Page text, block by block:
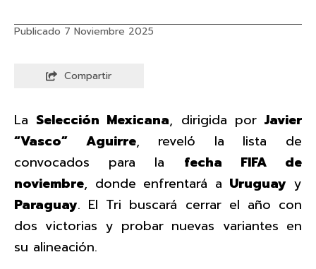
Publicado 7 Noviembre 2025
Compartir
La Selección Mexicana, dirigida porJavier
“Vasco” Aguirre, reveló la lista de
convocados para la fecha FIFA de
noviembre, donde enfrentará a Uruguay y
Paraguay. El Tri buscará cerrar el año con
dos victorias y probar nuevas variantes en
su alineación.